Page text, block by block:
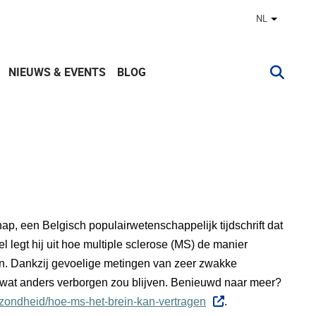
NL Andere
NIEUWS & EVENTS BLOG
een Belgisch populairwetenschappelijk tijdschrift dat
legt hij uit hoe multiple sclerose (MS) de manier
Dankzij gevoelige metingen van zeer zwakke
anders verborgen zou blijven. Benieuwd naar meer?
hoe-ms-het-brein-kan-vertragen
.